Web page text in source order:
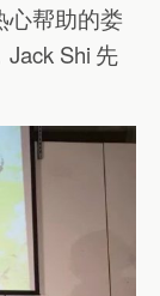
心帮助的娄
Shi 先